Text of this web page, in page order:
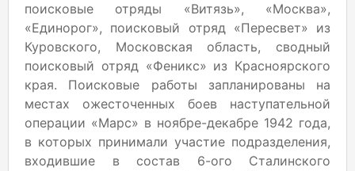
поисковые отряды «Витязь», «Москва»,
«Единорог», поисковый отряд «Пересвет» из
Куровского, Московская область, сводный
поисковый отряд «Феникс» из Красноярского
края. Поисковые работы запланированы на
местах ожесточенных боев наступательной
операции «Марс» в ноябре-декабре 1942 года,
в которых принимали участие подразделения,
входившие в состав 6-ого Сталинского